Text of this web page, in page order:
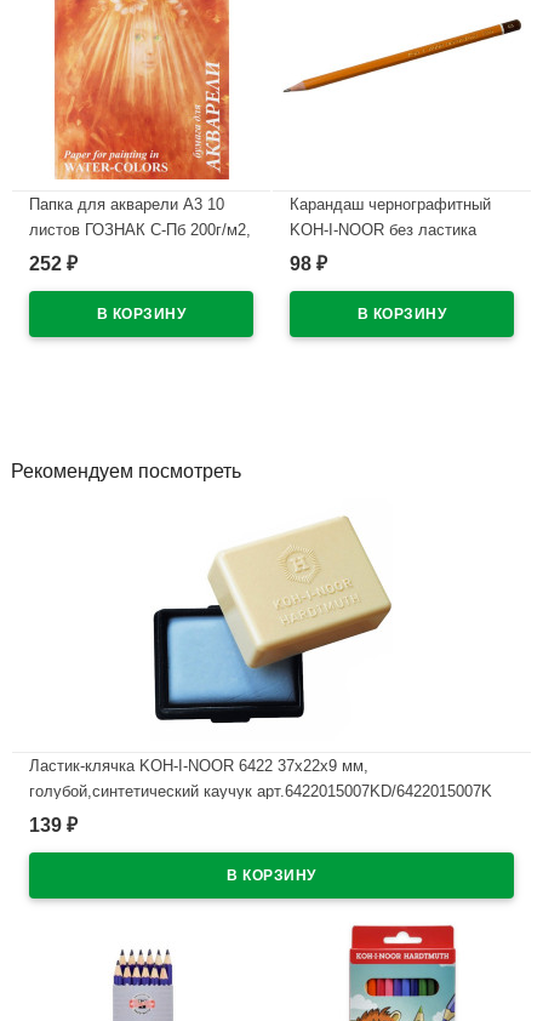
Папка для акварели А3 10
листов ГОЗНАК С-Пб 200г/м2,
ФЛОРА арт.ПА3/10
252 ₽
Карандаш чернографитный
KOH-I-NOOR без ластика
арт.1500 4В
98 ₽
Рекомендуем посмотреть
Ластик-клячка KOH-I-NOOR 6422 37х22х9 мм,
голубой,синтетический каучук арт.6422015007KD/6422015007K
В наличии
139 ₽